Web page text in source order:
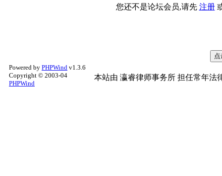
您还不是论坛会员,请先 注册
Powered by PHPWind v1.3.6
Copyright © 2003-04
PHPWind
本站由 瀛睿律师事务所 担任常年法